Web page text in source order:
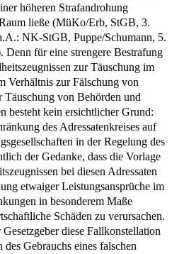
höheren Strafandrohung
ließe (MüKo/Erb, StGB, 3.
NK-StGB, Puppe/Schumann, 5.
für eine strengere Bestrafung
zur Täuschung im
Verhältnis zur Fälschung von
Täuschung von Behörden und
besteht kein ersichtlicher Grund:
des Adressatenkreises auf
in der Regelung des
der Gedanke, dass die Vorlage
bei diesen Adressaten
etwaiger Leistungsansprüche im
in besonderem Maße
Schäden zu verursachen.
diese Fallkonstellation
Gebrauchs eines falschen